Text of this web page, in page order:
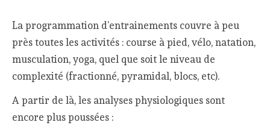
La programmation d’entrainements couvre à peu
près toutes les activités : course à pied, vélo, natation,
musculation, yoga, quel que soit le niveau de
complexité (fractionné, pyramidal, blocs, etc).
A partir de là, les analyses physiologiques sont
encore plus poussées :